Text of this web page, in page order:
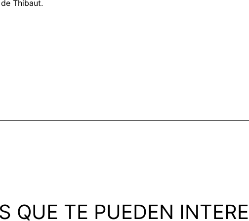
Thibaut.
QUE TE PUEDEN